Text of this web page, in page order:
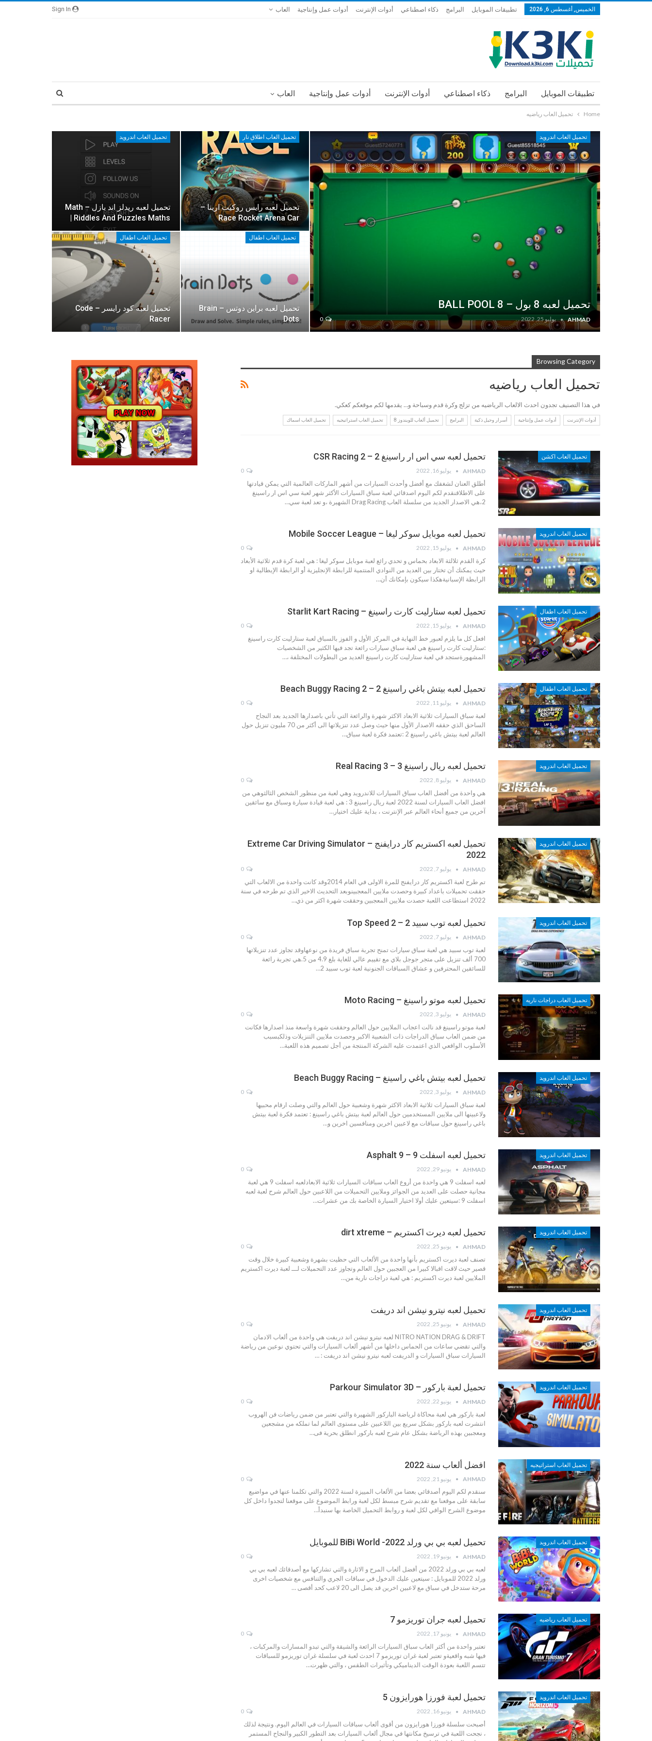
الخميس, أغسطس 6, 2026 تطبيقات الموبايل البرامج ذكاء اصطناعي أدوات الإنترنت أدوات عمل وإنتاجية العاب
تطبيقات الموبايل البرامج ذكاء اصطناعي أدوات الإنترنت أدوات عمل وإنتاجية العاب
Home تحميل العاب رياضيه
تحميل العاب اندرويد
تحميل لعبه 8 بول – 8 BALL POOL
AHMAD يوليو 25, 2022 0
تحميل العاب اطلاق نار
تحميل لعبه رايس روكيت ارينا –
Race Rocket Arena Car
تحميل العاب اندرويد
تحميل لعبه ريدلز اند بازل – Math
| Riddles And Puzzles Maths
تحميل العاب اطفال
تحميل لعبه براين دوتس – Brain
Dots
تحميل العاب اطفال
تحميل لعبه كود رايسر – Code
Racer
Browsing Category
تحميل العاب رياضيه
في هذا التصنيف تجدون احدث الالعاب الرياضيه من تزلج وكرة قدم وسباحة و… يقدمها لكم موقعكم كعكي.
أدوات الإنترنت أدوات عمل وإنتاجية أسرار وحيل ذكية البرامج تحميل ألعاب للويندوز 8 تحميل العاب استراتيجيه تحميل العاب اسماك
تحميل العاب اكشن تحميل لعبه سي اس ار راسينغ 2 – CSR Racing 2
AHMAD يوليو 16, 2022 0
أطلق العنان لشغفك مع أفضل وأحدث السيارات من أشهر الماركات العالمية التي يمكن قيادتها
على الاطلاقنقدم لكم اليوم اصدقائي لعبة سباق السيارات الأكثر شهر لعبة سي اس ار راسينغ
2،هي الاصدار الجديد من سلسلة العاب Drag Racing الشهيرة ،و تعد لعبة سي
…
تحميل العاب اندرويد تحميل لعبه موبايل سوكر ليغا – Mobile Soccer League
AHMAD يوليو 15, 2022 0
كرة القدم ثلالثة الابعاد بحماس و تحدي رائع لعبة موبايل سوكر ليغا : هي لعبة كرة قدم ثلاثية الأبعاد
حيث يمكنك أن تختار بين العديد من النوادي المنتمية للرابطة الإنجليزية أو الرابطة الإيطالية او
الرابطة الإسبانيةهكذا سيكون بإمكانك أن…
تحميل العاب اطفال تحميل لعبه ستارليت كارت راسينغ – Starlit Kart Racing
AHMAD يوليو 15, 2022 0
افعل كل ما يلزم لعبور خط النهاية في المركز الأول و الفوز بالسباق لعبة ستارليت كارت راسينغ
:ستارليت كارت راسينغ هي لعبة سباق سيارات رائعة تجد فيها الكثير من الشخصيات
المشهورةستجد في لعبة ستارليت كارت راسينغ العديد من البطولات المختلفة ،…
تحميل العاب اطفال تحميل لعبه بيتش باغي راسينغ 2 – Beach Buggy Racing 2
AHMAD يوليو 11, 2022 0
لعبة سباق السيارات ثلاثية الابعاد الاكثر شهرة والرائعة التي تأتي باصدارها الجديد بعد النجاح
الساحق الذي حققه الاصدار الأول منها حيث وصل عدد تنزيلاتها الى أكثر من 70 مليون تنزيل حول
العالم لعبة بيتش باغي راسينغ 2 :تعتمد فكرة لعبة سباق …
تحميل العاب اندرويد تحميل لعبه ريال راسينغ 3 – Real Racing 3
AHMAD يوليو 8, 2022 0
هي واحدة من أفضل العاب سباق السيارات للاندرويد وهي لعبة من منظور الشخص الثالثوهي من
افضل العاب السيارات لسنة 2022
لعبة ريال راسينغ 3 :
هي لعبة قيادة سيارة وسباق مع سائقين
آخرين من جميع أنحاء العالم عبر الإنترنت ، بداية عليك اختيار …
تحميل العاب اندرويد
تحميل لعبه اكستريم كار درايفنج – Extreme Car Driving Simulator
2022
AHMAD يوليو 7, 2022 0
تم طرح لعبة اكستريم كار درايفنج للمرة الاولى في العام 2014وقد كانت واحدة من الالعاب التي
حققت تحميلات باعداد كبيرة وحصدت ملايين المعجبينوبعد التحديث الاخير الذي تم طرحه في سنة
2022 استطاعت اللعبة حصدت ملايين المعجبين وحققت شهرة اكثر من ذي
…
تحميل العاب اندرويد تحميل لعبه توب سبيد 2 – Top Speed 2
AHMAD يوليو 7, 2022 0
لعبة توب سبيد هي لعبة سباق سيارات تمنح تجربة سباق فريدة من نوعهاوقد تجاوز عدد تنزيلاتها
700 ألف تنزيل على متجر جوجل بلاي مع تقييم عالي للغاية بلغ 4.9 من 5.هي تجربة رائعة
للسائقين المحترفين و عشاق السباقات الجنونية لعبة توب سبيد 2 …
تحميل العاب دراجات ناريه تحميل لعبه موتو راسينغ – Moto Racing
AHMAD يوليو 3, 2022 0
لعبة موتو راسينغ قد نالت اعجاب الملايين حول العالم وحققت شهرة واسعة منذ اصدارها فكانت
من ضمن العاب سباق الدراجات ذات الشعبية الاكبر وحصدت ملايين التنزيلات وذلكبسبب
الأسلوب الواقعي الذي اعتمدت عليه الشركة المنتجة من أجل تصميم هذه اللعبة…
تحميل العاب اندرويد تحميل لعبه بيتش باغي راسينغ – Beach Buggy Racing
AHMAD يوليو 3, 2022 0
لعبة سباق السيارات ثلاثية الابعاد الاكثر شهرة وشعبية حول العالم والتي وصلت ارقام محبيها
ولاعبينها الى ملايين المستخدمين حول العالم لعبة بيتش باغي راسينغ : تعتمد فكرة لعبة بيتش
باغي راسينغ حول سباقات مع لاعبين اخرين ومنافسين اخرين و…
تحميل العاب اندرويد تحميل لعبه اسفلت 9 – Asphalt 9
AHMAD يونيو 29, 2022 0
لعبه اسفلت 9 هي واحدة من أروع العاب سباقات السيارات ثلاثية الابعادلعبه اسفلت 9 هي لعبة
مجانية حصلت على العديد من الجوائز وملايين التحميلات من اللاعبين حول العالم شرح لعبة لعبه
اسفلت 9 :سيتعين عليك أولا اختيار السيارة الخاصة بك من عشرات
…
تحميل العاب اندرويد تحميل لعبه ديرت اكستريم – dirt xtreme
AHMAD يونيو 25, 2022 0
تصنف لعبة ديرت اكستريم بأنها واحدة من الألعاب التي حظيت بشهرة وشعبية كبيرة خلال وقت
قصير حيث لاقت اقبالا كبيرا من العجبين حول العالم وتجاوز عدد التحميلات لـــ لعبة ديرت اكستريم
الملايين لعبة ديرت اكستريم : هي لعبة دراجات نارية من…
تحميل العاب اندرويد تحميل لعبه نيترو نيشن اند دريفت
AHMAD يونيو 25, 2022 0
NITRO NATION DRAG & DRIFT لعبه نيترو نيشن اند دريفت هي واحدة من ألعاب الادمان
والتي تقضي ساعات من الحماس داخلها من أشهر ألعاب السيارات والتي تحتوي نوعين من رياضة
السيارات سباق السيارات و الدريفت لعبه نيترو نيشن اند دريفت : …
تحميل العاب اندرويد تحميل لعبة باركور – Parkour Simulator 3D
AHMAD يونيو 22, 2022 0
لعبة باركور هي لعبة محاكاة لرياضة الباركور الشهيرة والتي تعتبر من ضمن رياضات فن الهروب
انتشرت لعبه باركور بشكل سريع بين اللاعبين على مستوى العالم لما تملكه من مشجعين
ومعجبين بهذه الرياضة بشكل عام شرح لعبه باركور انطلق بحرية فى…
تحميل العاب استراتيجيه افضل ألعاب سنة 2022
AHMAD يونيو 21, 2022 0
سنقدم لكم اليوم أصدقائي بعضا من الألعاب المييزة لسنة 2022 والتي تكلمنا عنها في مواضيع
سابقة على موقعنا مع تقديم شرح مبسط لكل لعبة ورابط الموضوع على موقعنا لتجدوا داخل كل
موضوع الشرح الوافي لكل لعبة و روابط التحميل الخاصة بها سنبدأ…
تحميل العاب اندرويد تحميل لعبه بي بي ورلد 2022- BiBi World للموبايل
AHMAD يونيو 19, 2022 0
لعبه بي بي ورلد 2022 من أفضل ألعاب المرح و الاثارة والتي تشاركها مع أصدقائك
لعبه بي بي
ورلد 2022 للموبايل :
سيتعين عليك الدخول في سباقات الجري والتنافس مع شخصيات اخرى
مرحة ستدخل في سباق مع لاعبين اخرين قد يصل الى 20 لاعب كحد أقصى …
تحميل العاب رياضيه تحميل لعبه جران توريزمو 7
AHMAD يونيو 17, 2022 0
تعتبر واحدة من أكثر العاب سباق السيارات الرائعة والشيقة والتي تبدو المسارات والمركبات ،
فيها شبه واقعيةو تعتبر لعبة غران توريزمو 7 احدث لعبة في سلسلة غران توريزمو للسباقات
تتسم اللعبة بعودة الوقت الديناميكي وتأثيرات الطقس ، والتي ظهرت…
تحميل العاب اندرويد تحميل لعبة فورزا هورايزون 5
AHMAD يونيو 16, 2022 0
أصبحت سلسلة فورزا هورايزون من أقوى ألعاب سباقات السيارات في العالم اليوم. ونتيجة لذلك
، نجحت اللعبة في ترسيخ مكانتها في مجال ألعاب السيارات بعد التطور الكبير والنجاح المستمر